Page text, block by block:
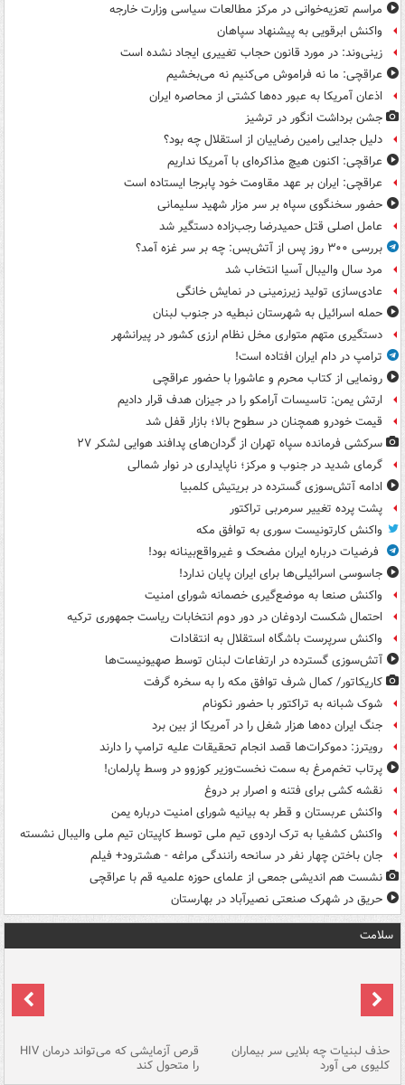
مراسم تعزیه‌خوانی در مرکز مطالعات سیاسی وزارت خارجه
واکنش ابرقویی به پیشنهاد سپاهان
زینی‌وند: در مورد قانون حجاب تغییری ایجاد نشده است
عراقچی: ما نه فراموش می‌کنیم نه می‌بخشیم
اذعان آمریکا به عبور ده‌ها کشتی از محاصره ایران
جشن برداشت انگور در ترشیز
دلیل جدایی رامین رضاییان از استقلال چه بود؟
عراقچی: اکنون هیچ مذاکره‌ای با آمریکا نداریم
عراقچی: ایران بر عهد مقاومت خود پابرجا ایستاده است
حضور سخنگوی سپاه بر سر مزار شهید سلیمانی
عامل اصلی قتل حمیدرضا رجب‌زاده دستگیر شد
بررسی ۳۰۰ روز پس از آتش‌بس: چه بر سر غزه آمد؟
مرد سال والیبال آسیا انتخاب شد
عادی‌سازی تولید زیرزمینی در نمایش خانگی
حمله اسرائیل به شهرستان نبطیه در جنوب لبنان
دستگیری متهم متواری مخل نظام ارزی کشور در پیرانشهر
ترامپ در دام ایران افتاده است!
رونمایی از کتاب محرم و عاشورا با حضور عراقچی
ارتش یمن: تاسیسات آرامکو را در جیزان هدف قرار دادیم
قیمت خودرو همچنان در سطوح بالا؛ بازار قفل شد
سرکشی فرمانده سپاه تهران از گردان‌های پدافند هوایی لشکر ۲۷
گرمای شدید در جنوب و مرکز؛ ناپایداری در نوار شمالی
ادامه آتش‌سوزی گسترده در بریتیش کلمبیا
پشت پرده تغییر سرمربی تراکتور
واکنش کارتونیست سوری به توافق مکه
فرضیات درباره ایران مضحک و غیرواقع‌بینانه بود!
جاسوسی اسرائیلی‌ها برای ایران پایان ندارد!
واکنش صنعا به موضع‌گیری خصمانه شورای امنیت
احتمال شکست اردوغان در دور دوم انتخابات ریاست جمهوری ترکیه
واکنش سرپرست باشگاه استقلال به انتقادات
آتش‌سوزی گسترده در ارتفاعات لبنان توسط صهیونیست‌ها
کاریکاتور/ کمال شرف توافق مکه را به سخره گرفت
شوک شبانه به تراکتور با حضور نکونام
جنگ ایران ده‌ها هزار شغل را در آمریکا از بین برد
رویترز: دموکرات‌ها قصد انجام تحقیقات علیه ترامپ را دارند
پرتاب تخم‌مرغ به سمت نخست‌وزیر کوزوو در وسط پارلمان!
نقشه کشی برای فتنه و اصرار بر دروغ
واکنش عربستان و قطر به بیانیه شورای امنیت درباره یمن
واکنش کشفیا به ترک اردوی تیم ملی توسط کاپیتان تیم ملی والیبال نشسته
جان باختن چهار نفر در سانحه رانندگی مراغه - هشترود+ فیلم
نشست هم اندیشی جمعی از علمای حوزه علمیه قم با عراقچی
حریق در شهرک صنعتی نصیرآباد در بهارستان
سلامت
حذف لبنیات چه بلایی سر بیماران
کلیوی می آورد
قرص آزمایشی که می‌تواند درمان HIV
را متحول کند